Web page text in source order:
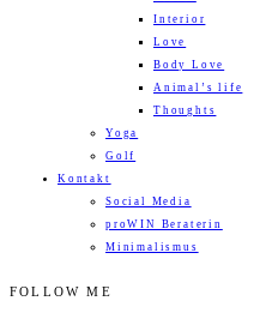
Interior
Love
Body Love
Animal’s life
Thoughts
Yoga
Golf
Kontakt
Social Media
proWIN Beraterin
Minimalismus
FOLLOW ME